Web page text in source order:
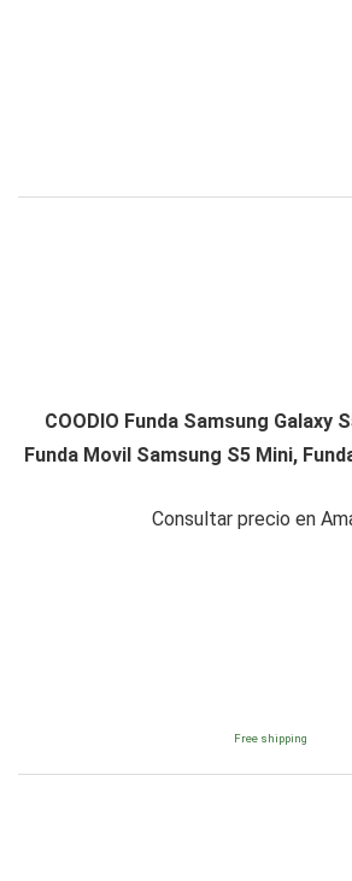
COODIO Funda Samsung Galaxy
Funda Movil Samsung S5 Mini,
Consultar precio en
Free shipping